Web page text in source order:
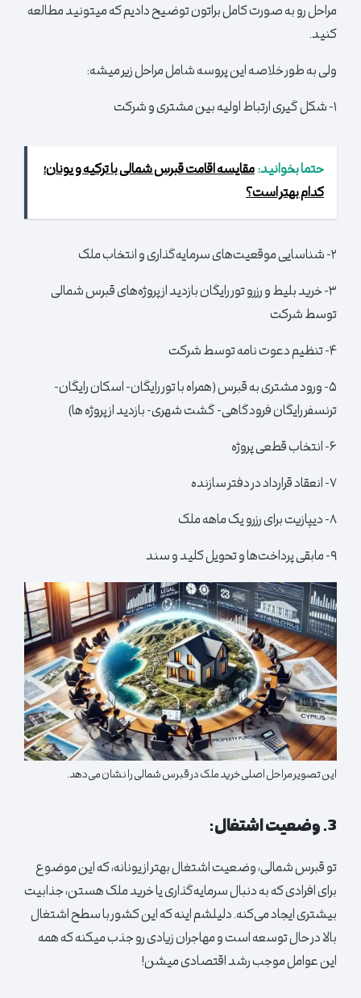
مراحل رو به صورت کامل براتون توضیح دادیم که میتونید مطالعه
کنید.
ولی به طور خلاصه این پروسه شامل مراحل زیر میشه:
۱- شکل گیری ارتباط اولیه بین مشتری و شرکت
حتما بخوانید:مقایسه اقامت قبرس شمالی با ترکیه و یونان؛
کدام بهتر است؟
۲- شناسایی موقعیت‌های سرمایه‌گذاری و انتخاب ملک
۳- خرید بلیط و رزرو تور رایگان بازدید از پروژه‌های قبرس شمالی
توسط شرکت
۴- تنظیم دعوت نامه توسط شرکت
۵- ورود مشتری به قبرس (همراه با تور رایگان- اسکان رایگان-
ترنسفر رایگان فرودگاهی- گشت شهری- بازدید از پروژه ها)
۶- انتخاب قطعی پروژه
۷- انعقاد قرارداد در دفتر سازنده
۸- دیپازیت برای رزرو یک ماهه ملک
۹- مابقی پرداخت‌ها و تحویل کلید و سند
این تصویر مراحل اصلی خرید ملک در قبرس شمالی را نشان می‌دهد.
3. وضعیت اشتغال:
تو قبرس شمالی، وضعیت اشتغال بهتر از یونانه، که این موضوع
برای افرادی که به دنبال سرمایه‌گذاری یا خرید ملک هستن، جذابیت
بیشتری ایجاد می‌کنه. دلیلشم اینه که این کشور با سطح اشتغال
بالا در حال توسعه است و مهاجران زیادی رو جذب میکنه که همه
این عوامل موجب رشد اقتصادی میشن!